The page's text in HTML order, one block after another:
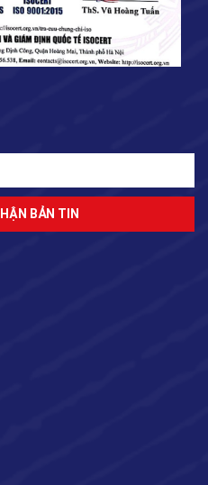
ĐĂNG KÝ NHẬN BẢN TIN